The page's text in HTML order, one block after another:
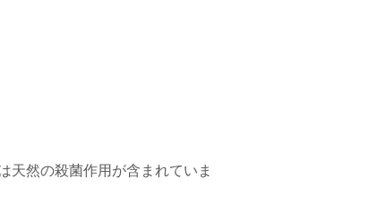
天然の殺菌作用が含まれていま